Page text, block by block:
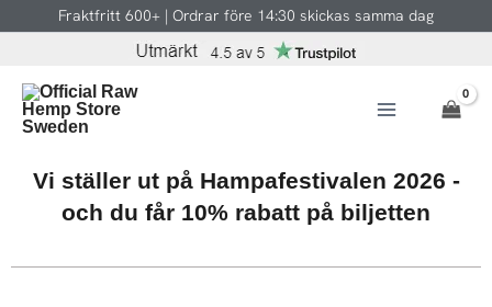
Fraktfritt 600+ | Ordrar före 14:30 skickas samma dag
Vi ställer ut på Hampafestivalen 2026 -
och du får 10% rabatt på biljetten